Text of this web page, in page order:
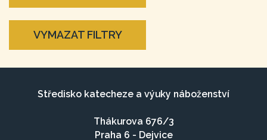
VYMAZAT FILTRY
Středisko katecheze a výuky náboženství
Thákurova 676/3
Praha 6 - Dejvice